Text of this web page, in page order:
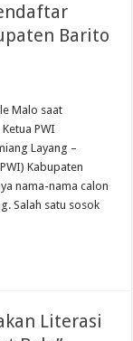
Barito
Malo saat
PWI
Layang –
Kabupaten
nama-nama calon
Salah satu sosok
Literasi